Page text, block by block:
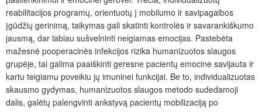
reabilitacijos programų, orientuotų į mobilumo ir savipagalbos
įgūdžių gerinimą, taikymas gali skatinti kontrolės ir savarankiškumo
jausmą, dar labiau sušvelninti neigiamas emocijas. Pastebėta
mažesnė pooperacinės infekcijos rizika humanizuotos slaugos
grupėje, tai galima paaiškinti geresne pacientų emocine savijauta ir
kartu teigiamu poveikiu jų imuninei funkcijai. Be to, individualizuotas
skausmo gydymas, humanizuotos slaugos metodo sudedamoji
dalis, galėtų palengvinti ankstyvą pacientų mobilizaciją po